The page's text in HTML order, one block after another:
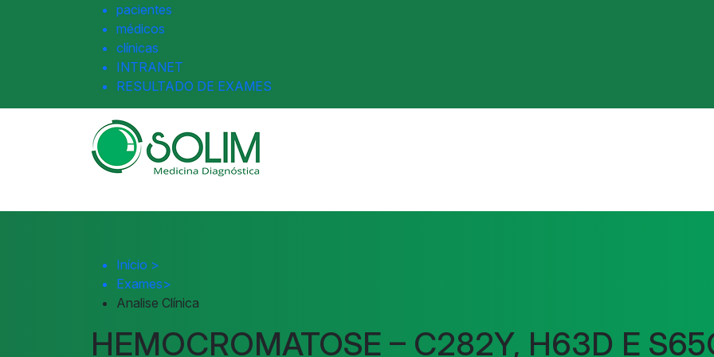
pacientes
médicos
clínicas
INTRANET
RESULTADO DE EXAMES
Início >
Exames>
Analise Clínica
HEMOCROMATOSE – C282Y, H63D E